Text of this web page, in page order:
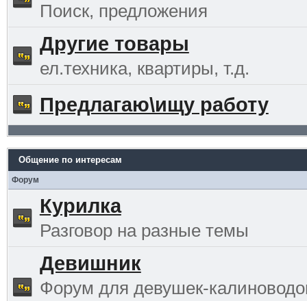
Поиск, предложения
Другие товары
ел.техника, квартиры, т.д.
Предлагаю\ищу работу
Общение по интересам
Форум
Курилка
Разговор на разные темы
Девишник
Форум для девушек-